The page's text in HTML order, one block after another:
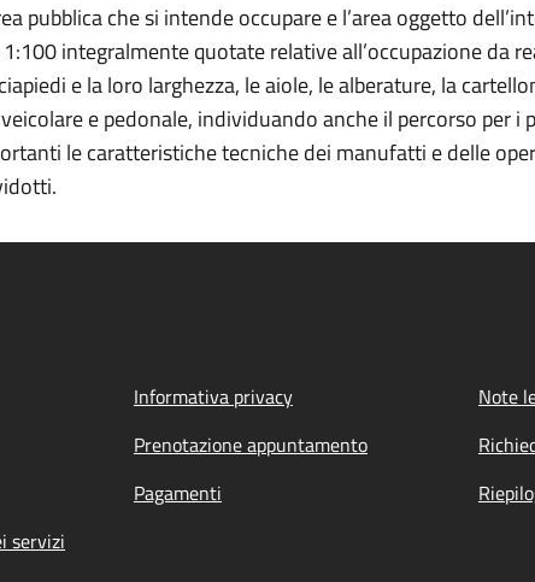
pubblica che si intende occupare e l’area oggetto
integralmente quotate relative all’occupazione da
e la loro larghezza, le aiole, le alberature, la
e pedonale, individuando anche il percorso per i
le caratteristiche tecniche dei manufatti e delle
Informativa privacy
Note
Prenotazione appuntamento
Pagamenti
servizi